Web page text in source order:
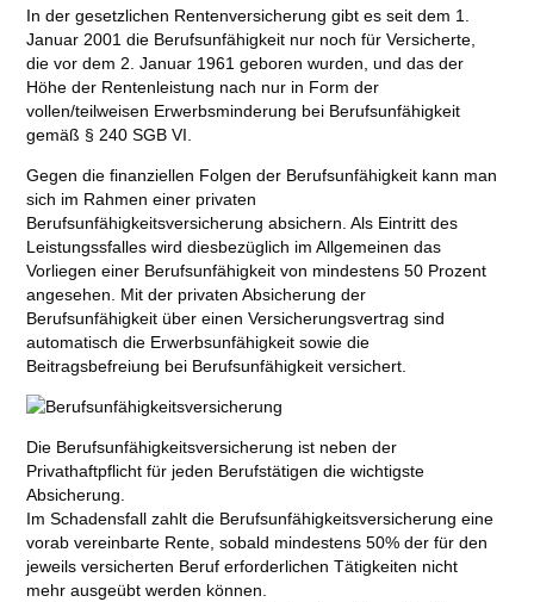
In der gesetzlichen Rentenversicherung gibt es seit dem 1.
Januar 2001 die Berufsunfähigkeit nur noch für Versicherte,
die vor dem 2. Januar 1961 geboren wurden, und das der
Höhe der Rentenleistung nach nur in Form der
vollen/teilweisen Erwerbsminderung bei Berufsunfähigkeit
gemäß § 240 SGB VI.
Gegen die finanziellen Folgen der Berufsunfähigkeit kann man
sich im Rahmen einer privaten
Berufsunfähigkeitsversicherung absichern. Als Eintritt des
Leistungssfalles wird diesbezüglich im Allgemeinen das
Vorliegen einer Berufsunfähigkeit von mindestens 50 Prozent
angesehen. Mit der privaten Absicherung der
Berufsunfähigkeit über einen Versicherungsvertrag sind
automatisch die Erwerbsunfähigkeit sowie die
Beitragsbefreiung bei Berufsunfähigkeit versichert.
Die Berufsunfähigkeitsversicherung ist neben der
Privathaftpflicht für jeden Berufstätigen die wichtigste
Absicherung.
Im Schadensfall zahlt die Berufsunfähigkeitsversicherung eine
vorab vereinbarte Rente, sobald mindestens 50% der für den
jeweils versicherten Beruf erforderlichen Tätigkeiten nicht
mehr ausgeübt werden können.